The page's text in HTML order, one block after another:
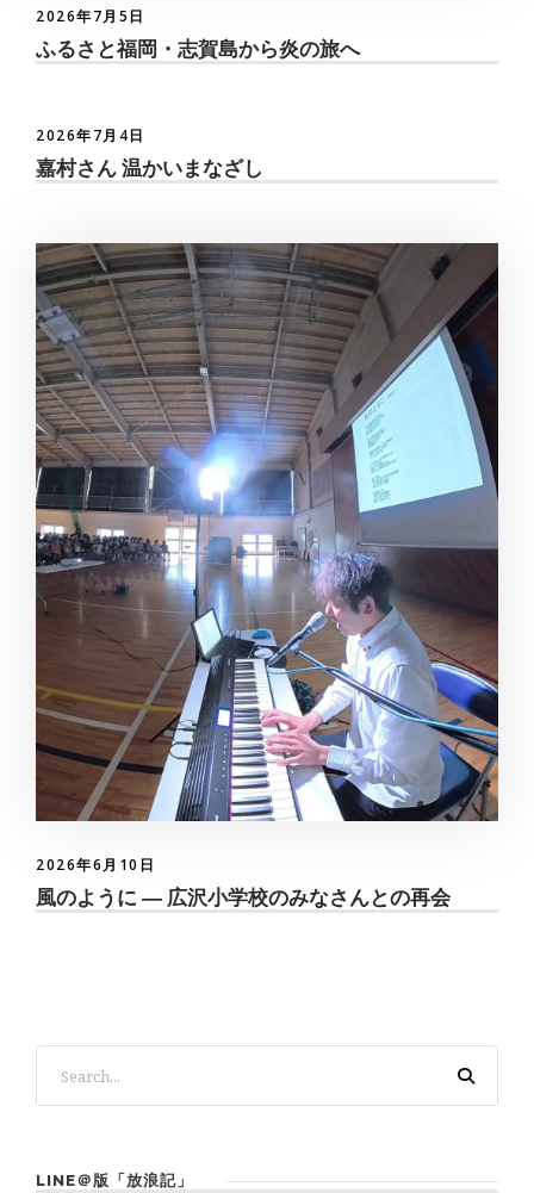
2026年7月5日
ふるさと福岡・志賀島から炎の旅へ
2026年7月4日
嘉村さん 温かいまなざし
2026年6月10日
風のように ― 広沢小学校のみなさんとの再会
LINE＠版「放浪記」